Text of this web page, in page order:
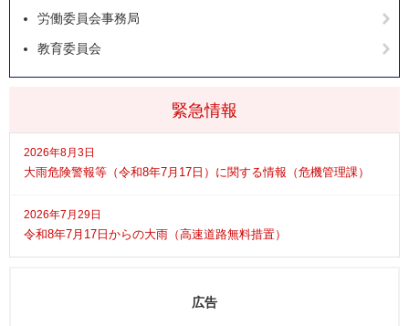
緊急情報
2026年8月3日
大雨危険警報等（令和8年7月17日）に関する情報（危機管理課）
2026年7月29日
令和8年7月17日からの大雨（高速道路無料措置）
労働委員会事務局
教育委員会
広告